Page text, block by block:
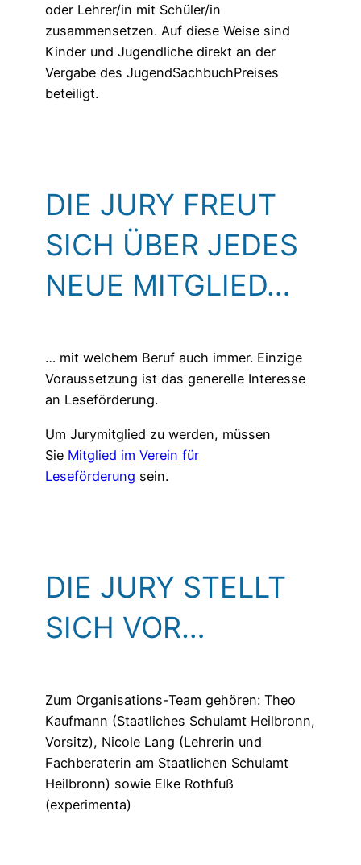
oder Lehrer/in mit Schüler/in
zusammensetzen. Auf diese Weise sind
Kinder und Jugendliche direkt an der
Vergabe des JugendSachbuchPreises
beteiligt.
DIE JURY FREUT
SICH ÜBER JEDES
NEUE MITGLIED…
… mit welchem Beruf auch immer. Einzige
Voraussetzung ist das generelle Interesse
an Leseförderung.
Um Jurymitglied zu werden, müssen
Sie Mitglied im Verein für
Leseförderung sein.
DIE JURY STELLT
SICH VOR…
Zum Organisations-Team gehören: Theo
Kaufmann (Staatliches Schulamt Heilbronn,
Vorsitz), Nicole Lang (Lehrerin und
Fachberaterin am Staatlichen Schulamt
Heilbronn) sowie Elke Rothfuß
(experimenta)